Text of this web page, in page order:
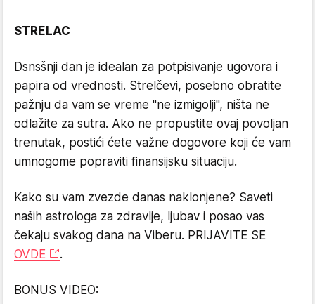
STRELAC
Dsnsšnji dan je idealan za potpisivanje ugovora i
papira od vrednosti. Strelčevi, posebno obratite
pažnju da vam se vreme "ne izmigolji", ništa ne
odlažite za sutra. Ako ne propustite ovaj povoljan
trenutak, postići ćete važne dogovore koji će vam
umnogome popraviti finansijsku situaciju.
Kako su vam zvezde danas naklonjene? Saveti
naših astrologa za zdravlje, ljubav i posao vas
čekaju svakog dana na Viberu. PRIJAVITE SE
OVDE
.
BONUS VIDEO: